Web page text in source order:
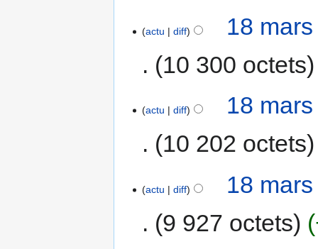
actu diff
18
10 300 octets
actu diff
18
10 202 octets
actu diff
18
9 927 octets